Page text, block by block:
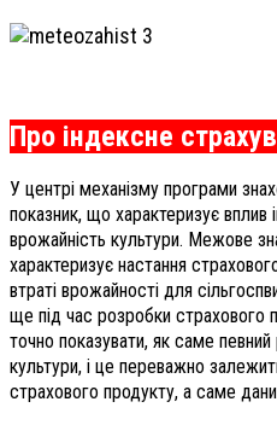
Про індексне
У центрі механізму програми
показник, що характеризує вплив
врожайність культури. Межове
характеризує настання
втраті врожайності для
ще під час розробки страхового
точно показувати, як саме
культури, і це переважно
страхового продукту, а саме